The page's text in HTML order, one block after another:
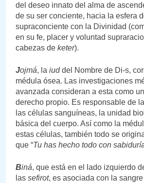
del deseo innato del alma de
de su ser conciente, hacia la esfera
supraconciente con la Divinidad
en su fe, placer y voluntad
cabezas de keter).
Jojmá, la iuddel Nombre de Di-s,
médula ósea. Las investigaciones
avanzada consideran a esta como
derecho propio. Es responsable de
las células sanguíneas, la unidad
básica del cuerpo. Así como la
estas células, también todo se
que “Tu has hecho todo con
Biná, que está en el lado izquierdo
las sefirot, es asociada con la